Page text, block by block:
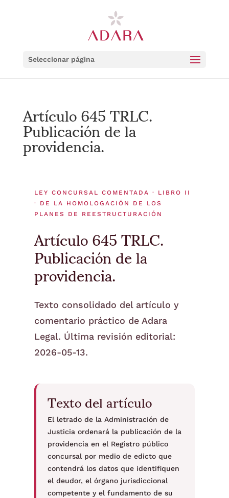
Seleccionar página
Artículo 645 TRLC.
Publicación de la
providencia.
LEY CONCURSAL COMENTADA · LIBRO II
· DE LA HOMOLOGACIÓN DE LOS
PLANES DE REESTRUCTURACIÓN
Artículo 645 TRLC.
Publicación de la
providencia.
Texto consolidado del artículo y
comentario práctico de Adara
Legal. Última revisión editorial:
2026-05-13.
Texto del artículo
El letrado de la Administración de
Justicia ordenará la publicación de la
providencia en el Registro público
concursal por medio de edicto que
contendrá los datos que identifiquen
el deudor, el órgano jurisdiccional
competente y el fundamento de su